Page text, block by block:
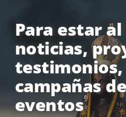
Para estar
noticias,
testimonios,
campañas
eventos